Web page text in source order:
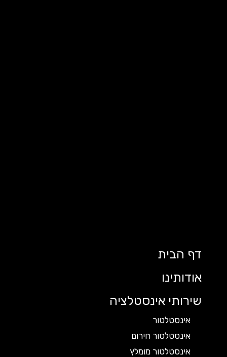
דף הבית
אודותינו
שירותי אינסטלציה
אינסטלטור
אינסטלטור חירום
אינסטלטור מומלץ